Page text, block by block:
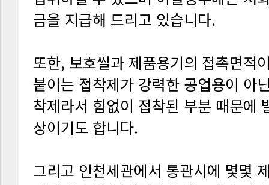
금을 지급해 드리고 있습니다.
상이기도 합니다.